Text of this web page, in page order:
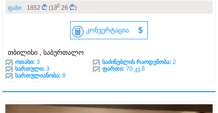
ფასი 1852 (1მ2 26 )
კონვერტაცია $
თბილისი , საბურთალო
ოთახი: 3 საძინებლის რაოდენობა: 2
სართული: 3 ფართი: 70 კვ.მ
სართულიანობა: 8